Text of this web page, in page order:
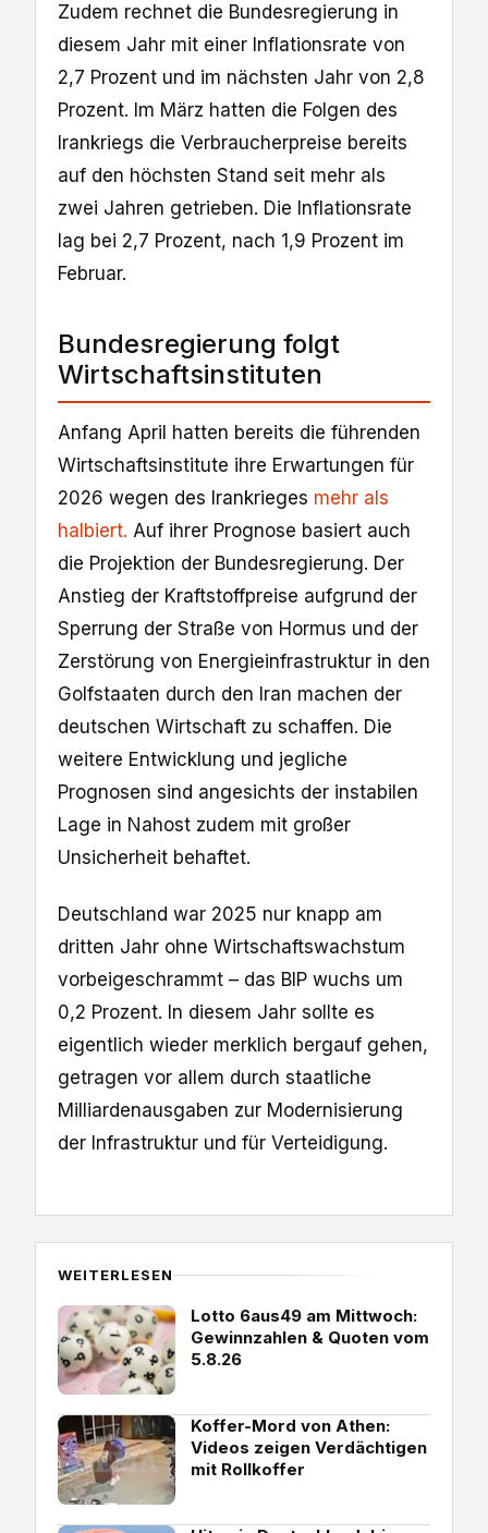
Zudem rechnet die Bundesregierung in
diesem Jahr mit einer Inflationsrate von
2,7 Prozent und im nächsten Jahr von 2,8
Prozent. Im März hatten die Folgen des
Irankriegs die Verbraucherpreise bereits
auf den höchsten Stand seit mehr als
zwei Jahren getrieben. Die Inflationsrate
lag bei 2,7 Prozent, nach 1,9 Prozent im
Februar.
Bundesregierung folgt
Wirtschaftsinstituten
Anfang April hatten bereits die führenden
Wirtschaftsinstitute ihre Erwartungen für
2026 wegen des Irankrieges mehr als
halbiert. Auf ihrer Prognose basiert auch
die Projektion der Bundesregierung. Der
Anstieg der Kraftstoffpreise aufgrund der
Sperrung der Straße von Hormus und der
Zerstörung von Energieinfrastruktur in den
Golfstaaten durch den Iran machen der
deutschen Wirtschaft zu schaffen. Die
weitere Entwicklung und jegliche
Prognosen sind angesichts der instabilen
Lage in Nahost zudem mit großer
Unsicherheit behaftet.
Deutschland war 2025 nur knapp am
dritten Jahr ohne Wirtschaftswachstum
vorbeigeschrammt – das BIP wuchs um
0,2 Prozent. In diesem Jahr sollte es
eigentlich wieder merklich bergauf gehen,
getragen vor allem durch staatliche
Milliardenausgaben zur Modernisierung
der Infrastruktur und für Verteidigung.
WEITERLESEN
Lotto 6aus49 am Mittwoch:
Gewinnzahlen & Quoten vom
5.8.26
Koffer-Mord von Athen:
Videos zeigen Verdächtigen
mit Rollkoffer